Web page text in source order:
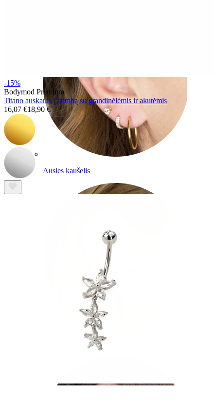
Ausies kaušelis
-15%
Bodymod Premium
Titano auskaras į bambą su grandinėlėmis ir akutėmis
16,07 €18,90 €